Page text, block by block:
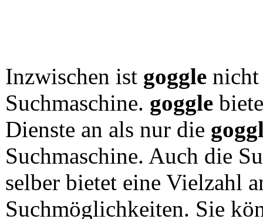
Inzwischen ist gogglenicht
Suchmaschine. goggle
Dienste an als nur die
Suchmaschine. Auch die
selber bietet eine Vielzahl
Suchmöglichkeiten. Sie